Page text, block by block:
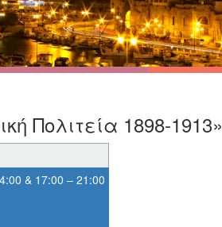
Πολιτεία 1898-1913»
& 17:00 – 21:00